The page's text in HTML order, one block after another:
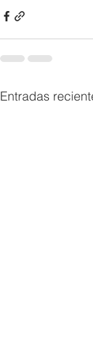
Entradas